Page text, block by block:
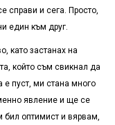
справи и сега. Просто,
един към друг.
като застанах на
който съм свикнал да
пуст, ми стана много
явление и ще се
бил оптимист и вярвам,